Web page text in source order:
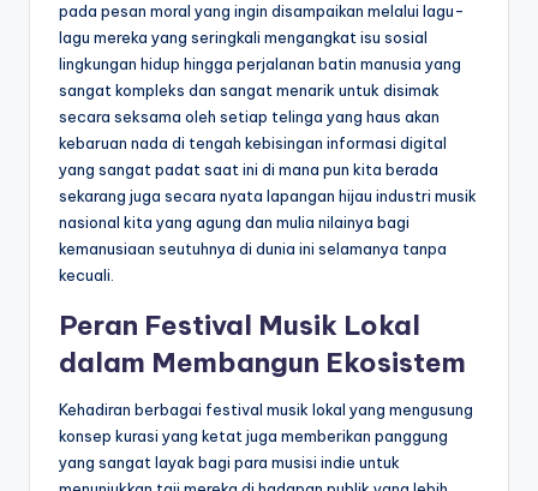
pada pesan moral yang ingin disampaikan melalui lagu-
lagu mereka yang seringkali mengangkat isu sosial
lingkungan hidup hingga perjalanan batin manusia yang
sangat kompleks dan sangat menarik untuk disimak
secara seksama oleh setiap telinga yang haus akan
kebaruan nada di tengah kebisingan informasi digital
yang sangat padat saat ini di mana pun kita berada
sekarang juga secara nyata lapangan hijau industri musik
nasional kita yang agung dan mulia nilainya bagi
kemanusiaan seutuhnya di dunia ini selamanya tanpa
kecuali.
Peran Festival Musik Lokal
dalam Membangun Ekosistem
Kehadiran berbagai festival musik lokal yang mengusung
konsep kurasi yang ketat juga memberikan panggung
yang sangat layak bagi para musisi indie untuk